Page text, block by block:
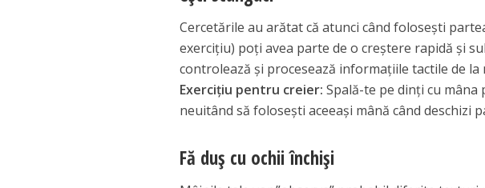
Cercetările au arătat că atunci când folosești
exercițiu) poți avea parte de o creștere rapidă și
controlează și procesează informațiile tactile de la
Exercițiu pentru creier: Spală-te pe dinți cu mâna
neuitând să folosești aceeași mână când deschizi
Fă duș cu ochii închiși